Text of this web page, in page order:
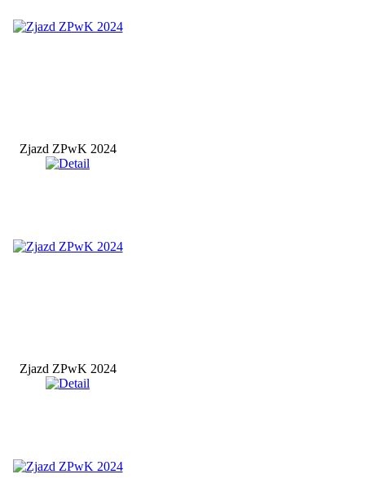
Zjazd ZPwK 2024
Zjazd ZPwK 2024